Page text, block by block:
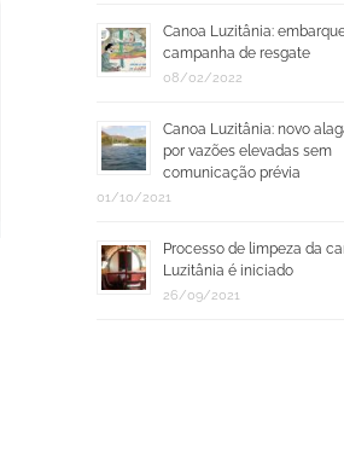
Canoa Luzitânia:
campanha de resgate
08/02/2022
Canoa Luzitânia: novo
por vazões elevadas sem
comunicação prévia
01/10/2021
Processo de limpeza da
Luzitânia é iniciado
26/09/2021